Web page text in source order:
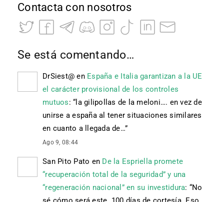
Contacta con nosotros
Se está comentando…
DrSiest@ en España e Italia garantizan a la UE
el carácter provisional de los controles
mutuos: “ la gilipollas de la meloni…. en vez de
unirse a españa al tener situaciones similares
en cuanto a llegada de…”
Ago 9, 08:44
San Pito Pato en De la Espriella promete
“recuperación total de la seguridad” y una
“regeneración nacional” en su investidura: “No